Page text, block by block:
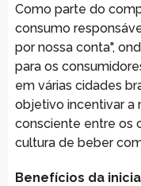
Como parte do
consumo
por nossa conta",
para os
em várias cidades
objetivo incentivar a
consciente entre os
cultura de beber
Benefícios da